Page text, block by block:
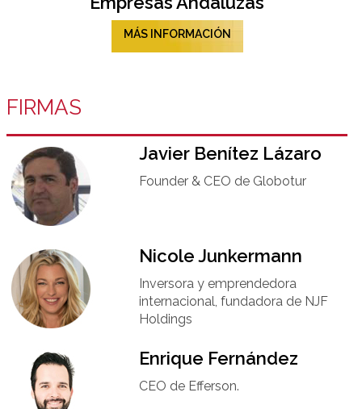
MÁS INFORMACIÓN
FIRMAS
Javier Benítez Lázaro
Founder & CEO de Globotur​
Nicole Junkermann​
Inversora y emprendedora
internacional, fundadora de NJF
Holdings
Enrique Fernández
CEO de Efferson.